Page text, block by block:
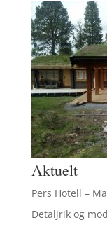
Aktuelt
Pers Hotell –
Detaljrik og